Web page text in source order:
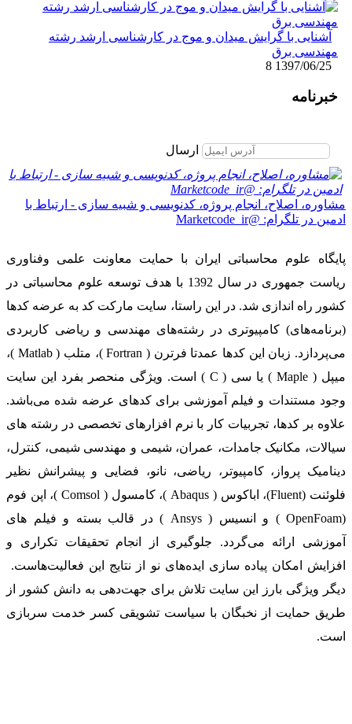
آشنایی با گرایش میدان و موج در کارشناسی ارشد رشته
مهندسی برق
1397/06/25
8
خبرنامه
ارسال
مشاوره، اصلاح، انجام پروژه، کدنویسی و شبیه سازی - ارتباط با
ادمین در تلگرام: @Marketcode_ir
پایگاه علوم محاسباتی ایران با حمایت معاونت علمی وفناوری
ریاست جمهوری در سال 1392 با هدف توسعه علوم محاسباتی در
کشور راه اندازی شد. در این راستا، سایت مارکت کد به عرضه کدها
(برنامه‌های) کامپیوتری در رشته‌های مهندسی و ریاضی کاربردی
می‌پردازد. زبان این کدها عمدتا فرترن ( Fortran )، متلب ( Matlab )،
میپل ( Maple ) یا سی ( C ) است. ویژگی منحصر بفرد این سایت
وجود مستندات و فیلم آموزشی برای کدهای عرضه شده می‌باشد.
علاوه بر کدها، تجربیات کار با نرم افزارهای تخصصی در رشته های
سیالات، مکانیک جامدات، عمران، شیمی و مهندسی شیمی، کنترل،
دینامیک پرواز، کامپیوتر، ریاضی، نانو، فضایی و پیشرانش نظیر
فلوئنت (Fluent)، اباکوس ( Abaqus )، کامسول ( Comsol )، اپن فوم
(OpenFoam ) و انسیس ( Ansys ) در قالب بسته‌ و فیلم های
آموزشی ارائه می‌گردد. جلوگیری از انجام تحقیقات تکراری و
افزایش امکان پیاده سازی ایده‌های نو از نتایج این فعالیت‌هاست.
دیگر ویژگی بارز این سایت تلاش برای جهت‌دهی به دانش کشور از
طریق حمایت از نخبگان با سیاست تشویقی کسر خدمت سربازی
است.